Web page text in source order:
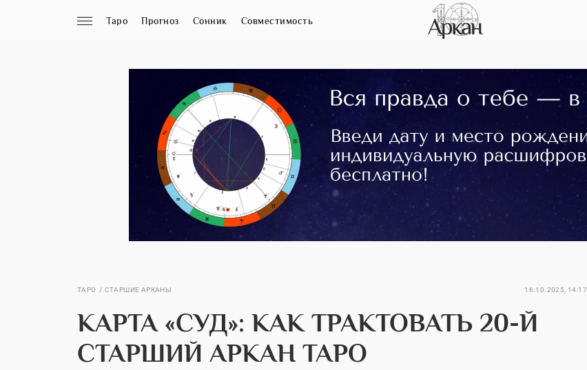
Таро Прогноз Сонник Совместимость
ТАРО СТАРШИЕ АРКАНЫ 16.10.2025, 14:17
КАРТА «СУД»: КАК ТРАКТОВАТЬ 20-Й
СТАРШИЙ АРКАН ТАРО